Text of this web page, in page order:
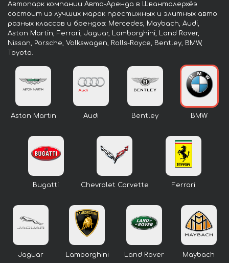
Автопарк компании Авто-Аренда в Шванталерхёэ
состоит из лучших марок престижных и элитных авто
разных классов и брендов: Mercedes, Maybach, Audi,
Aston Martin, Ferrari, Jaguar, Lamborghini, Land Rover,
Nissan, Porsche, Volkswagen, Rolls-Royce, Bentley, BMW,
Toyota.
Aston Martin Audi Bentley BMW
Bugatti Chevrolet Corvette Ferrari
Jaguar Lamborghini Land Rover Maybach